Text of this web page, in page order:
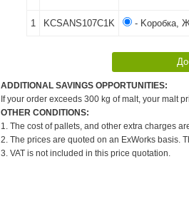
1 KCSANS107C1K - Kоробка,
ADDITIONAL SAVINGS OPPORTUNITIES:
If your order exceeds 300 kg of malt, your malt
OTHER CONDITIONS:
1. The cost of pallets, and other extra charges
2. The prices are quoted on an ExWorks basis.
3. VAT is not included in this price quotation.